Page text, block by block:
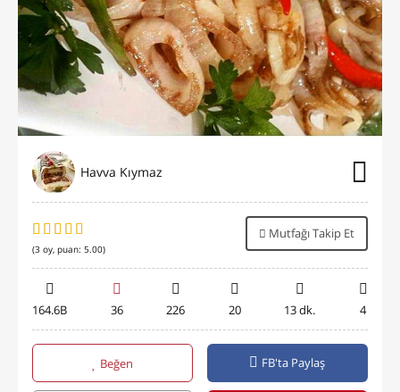
Havva Kıymaz
(3 oy, puan: 5.00)
Mutfağı Takip Et
164.6B 36 226 20 13 dk. 4
Beğen FB'ta Paylaş